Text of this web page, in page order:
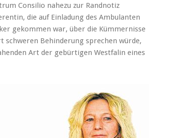
Consilio nahezu zur Randnotiz
die auf Einladung des Ambulanten
gekommen war, über die Kümmernisse
Behinderung sprechen würde,
Art der gebürtigen Westfalin eines